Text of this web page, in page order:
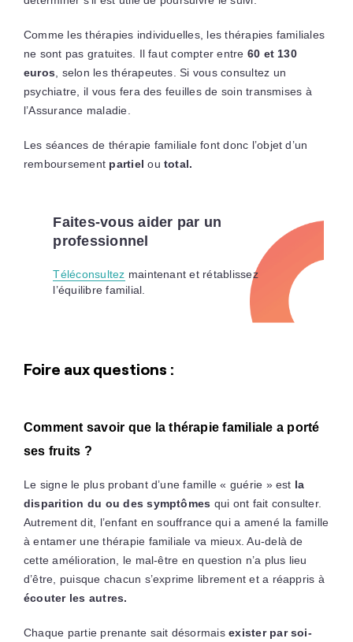
Comme les thérapies individuelles, les thérapies familiales
ne sont pas gratuites. Il faut compter entre 60 et 130
euros , selon les thérapeutes. Si vous consultez un
psychiatre, il vous fera des feuilles de soin transmises à
l’Assurance maladie.
Les séances de thérapie familiale font donc l’objet d’un
remboursement partielou total.
Faites-vous aider par un
professionnel
Téléconsultez maintenant et rétablissez
l’équilibre familial.
Foire aux questions :
Comment savoir que la thérapie familiale a porté
ses fruits ?
Le signe le plus probant d’une famille « guérie » est la
disparition du ou des symptômes qui ont fait consulter.
Autrement dit, l’enfant en souffrance qui a amené la famille
à entamer une thérapie familiale va mieux. Au-delà de
cette amélioration, le mal-être en question n’a plus lieu
d’être, puisque chacun s’exprime librement et a réappris à
écouter les autres.
Chaque partie prenante sait désormaisexister par soi-